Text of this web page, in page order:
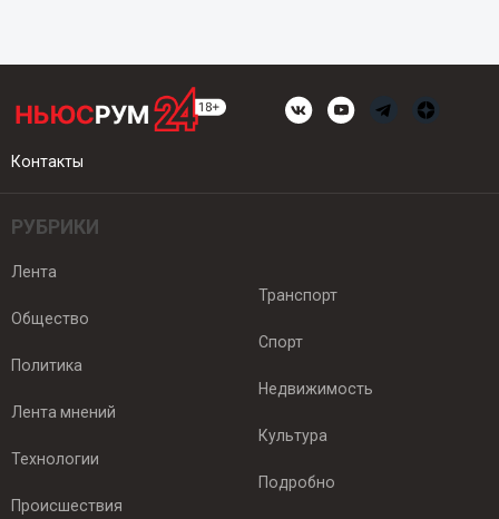
Контакты
РУБРИКИ
Лента
Общество
Политика
Лента мнений
Технологии
Происшествия
Транспорт
Спорт
Недвижимость
Культура
Подробно